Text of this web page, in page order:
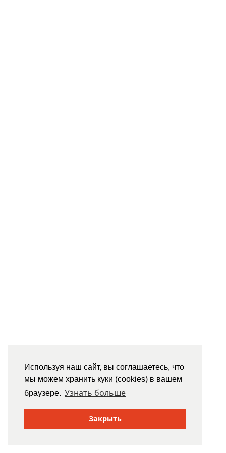
Используя наш сайт, вы соглашаетесь, что
мы можем хранить куки (cookies) в вашем
браузере. Узнать больше
Закрыть